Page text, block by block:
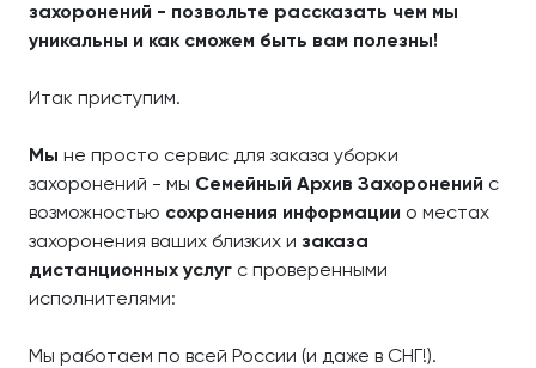
захоронений - позвольте рассказать чем мы
уникальны и как сможем быть вам полезны!
Итак приступим.
Мы не просто сервис для заказа уборки
захоронений - мы Семейный Архив Захоронений с
возможностью сохранения информации о местах
захоронения ваших близких и заказа
дистанционных услуг с проверенными
исполнителями:
Мы работаем по всей России (и даже в СНГ!).